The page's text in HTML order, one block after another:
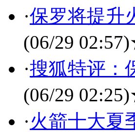
·保罗将提升
(06/29 02:57)
·搜狐特评：
(06/29 02:25)
·火箭十大夏